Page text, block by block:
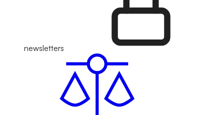
newsletters